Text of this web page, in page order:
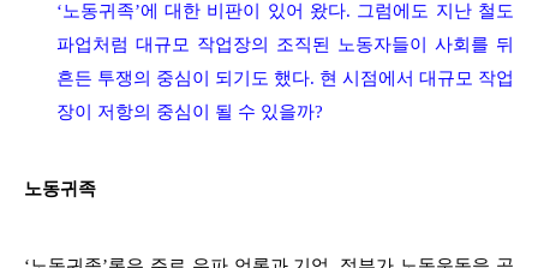
‘노동귀족’에 대한 비판이 있어 왔다. 그럼에도 지난 철도
파업처럼 대규모 작업장의 조직된 노동자들이 사회를 뒤
흔든 투쟁의 중심이 되기도 했다. 현 시점에서 대규모 작업
장이 저항의 중심이 될 수 있을까?
노동귀족